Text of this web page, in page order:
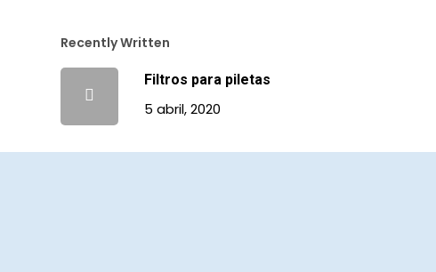
Recently Written
Filtros para piletas
5 abril, 2020